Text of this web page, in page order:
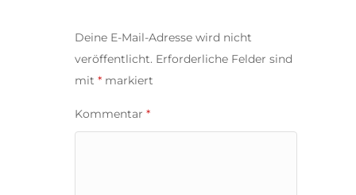
Deine E-Mail-Adresse wird nicht
veröffentlicht. Erforderliche Felder sind
mit * markiert
Kommentar *